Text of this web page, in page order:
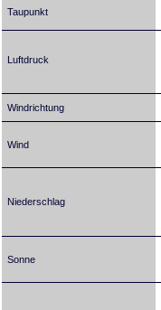
Taupunkt
Luftdruck
Windrichtung
Wind
Niederschlag
Sonne